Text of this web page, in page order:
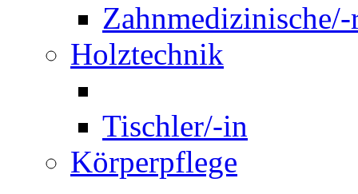
Holztechnik
Tischler/-in
Körperpflege